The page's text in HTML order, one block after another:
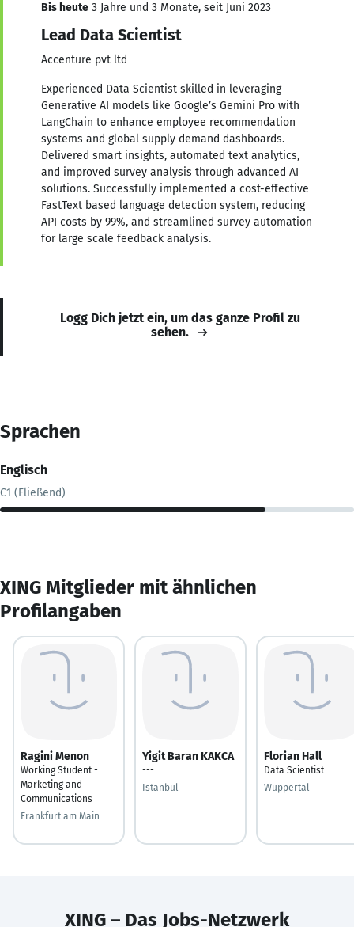
Bis heute 3 Jahre und 3 Monate, seit Juni 2023
Lead Data Scientist
Accenture pvt ltd
Experienced Data Scientist skilled in leveraging
Generative AI models like Google’s Gemini Pro with
LangChain to enhance employee recommendation
systems and global supply demand dashboards.
Delivered smart insights, automated text analytics,
and improved survey analysis through advanced AI
solutions. Successfully implemented a cost-effective
FastText based language detection system, reducing
API costs by 99%, and streamlined survey automation
for large scale feedback analysis.
Logg Dich jetzt ein, um das ganze Profil zu
sehen.
Sprachen
Englisch
C1 (Fließend)
XING Mitglieder mit ähnlichen
Profilangaben
Ragini Menon
Working Student -
Marketing and
Communications
Frankfurt am Main
Yigit Baran KAKCA
---
Istanbul
Florian Hall
Data Scientist
Wuppertal
XING – Das Jobs-Netzwerk